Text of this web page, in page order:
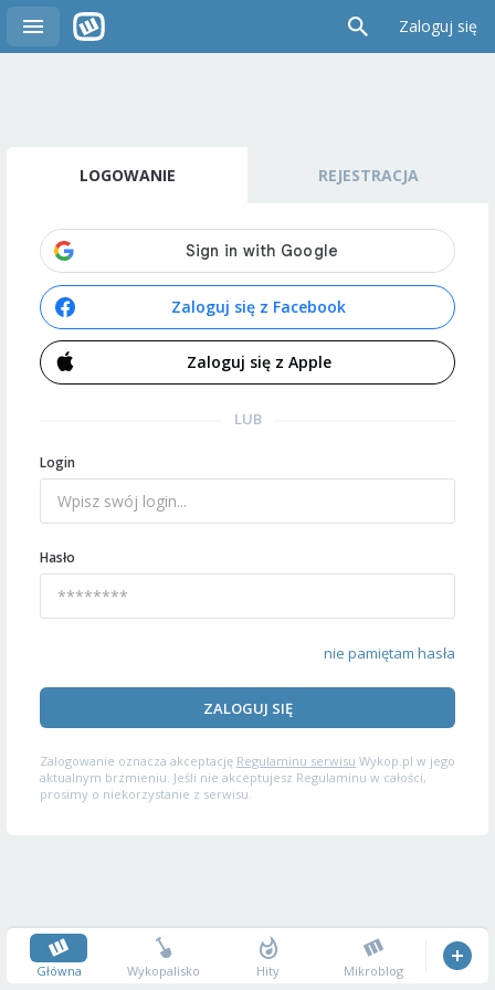
Zaloguj się
LOGOWANIE REJESTRACJA
Zaloguj się z Facebook
Zaloguj się z Apple
LUB
Login
Hasło
nie pamiętam hasła
ZALOGUJ SIĘ
Zalogowanie oznacza akceptację Regulaminu serwisu Wykop.pl w jego
aktualnym brzmieniu. Jeśli nie akceptujesz Regulaminu w całości,
prosimy o niekorzystanie z serwisu.
Główna Wykopalisko Hity Mikroblog